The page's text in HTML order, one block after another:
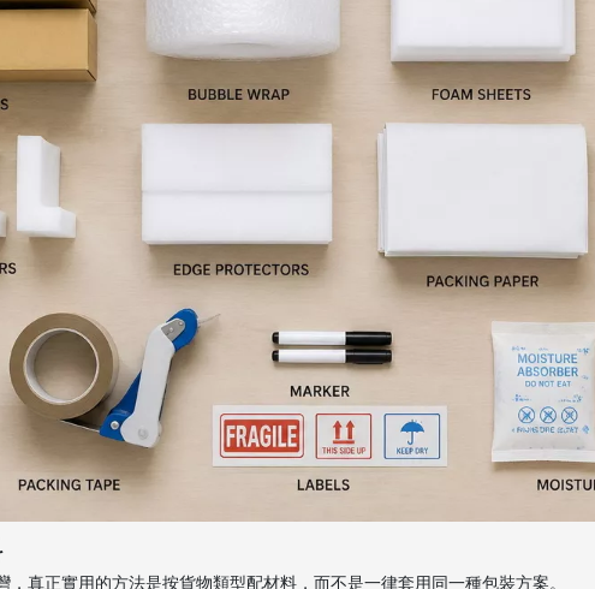
真正實用的方法是按貨物類型配材料，而不是一律套用同一種包裝方案。